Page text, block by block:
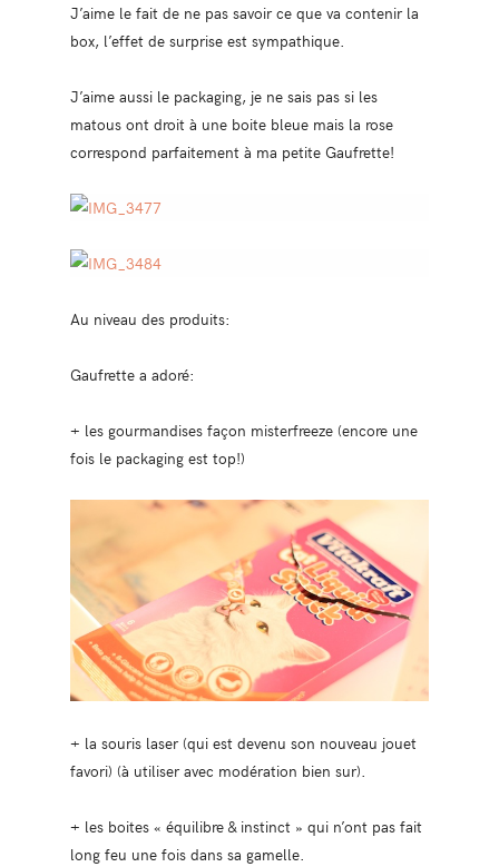
J’aime le fait de ne pas savoir ce que va contenir la
box, l’effet de surprise est sympathique.
J’aime aussi le packaging, je ne sais pas si les
matous ont droit à une boite bleue mais la rose
correspond parfaitement à ma petite Gaufrette!
Au niveau des produits:
Gaufrette a adoré:
+ les gourmandises façon misterfreeze (encore une
fois le packaging est top!)
+ la souris laser (qui est devenu son nouveau jouet
favori) (à utiliser avec modération bien sur).
+ les boites « équilibre & instinct » qui n’ont pas fait
long feu une fois dans sa gamelle.